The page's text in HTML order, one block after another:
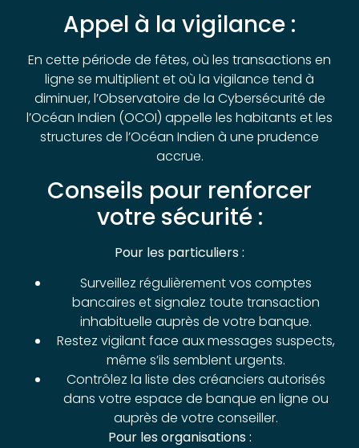
Appel à la vigilance :
En cette période de fêtes, où les transactions en
ligne se multiplient et où la vigilance tend à
diminuer, l’Observatoire de la Cybersécurité de
l’Océan Indien (OCOI) appelle les habitants et les
structures de l’Océan Indien à une prudence
accrue.
Conseils pour renforcer
votre sécurité :
Pour les particuliers :
Surveillez régulièrement vos comptes
bancaires et signalez toute transaction
inhabituelle auprès de votre banque.
Restez vigilant face aux messages suspects,
même s’ils semblent urgents.
Contrôlez la liste des créanciers autorisés
dans votre espace de banque en ligne ou
auprès de votre conseiller.
Pour les organisations :